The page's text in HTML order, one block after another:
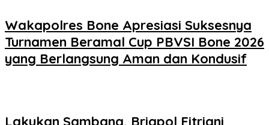
Wakapolres Bone Apresiasi Suksesnya
Turnamen Beramal Cup PBVSI Bone 2026
yang Berlangsung Aman dan Kondusif
Lakukan Sambang, Brigpol Fitriani